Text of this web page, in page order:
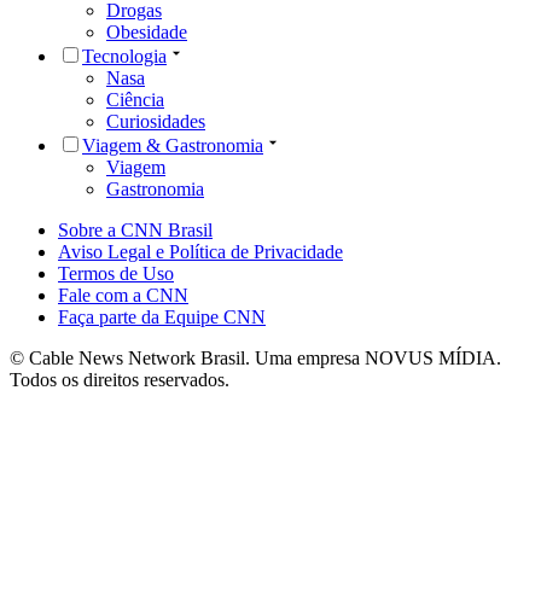
Drogas
Obesidade
Tecnologia
Nasa
Ciência
Curiosidades
Viagem & Gastronomia
Viagem
Gastronomia
Sobre a CNN Brasil
Aviso Legal e Política de Privacidade
Termos de Uso
Fale com a CNN
Faça parte da Equipe CNN
© Cable News Network Brasil. Uma empresa NOVUS MÍDIA.
Todos os direitos reservados.